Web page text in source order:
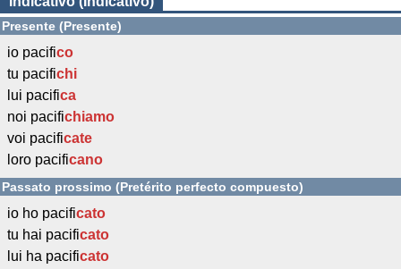
Presente (Presente)
io pacifico
tu pacifichi
lui pacifica
noi pacifichiamo
voi pacificate
loro pacificano
Passato prossimo (Pretérito perfecto compuesto)
io ho pacificato
tu hai pacificato
lui ha pacificato